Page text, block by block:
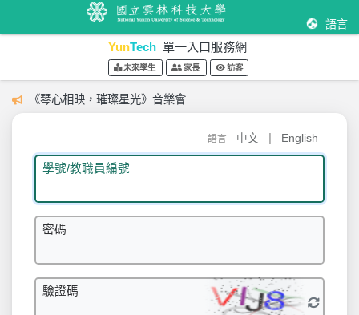
語言
YunTech 單一入口服務網
未來學生 家長 訪客
《琴心相映，璀璨星光》音樂會
語言 中文 English
學號/教職員編號
密碼
驗證碼